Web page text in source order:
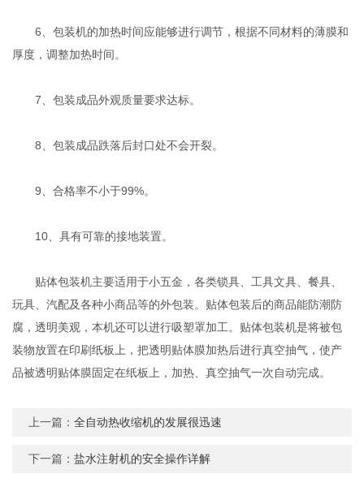
6、包装机的加热时间应能够进行调节，根据不同材料的薄膜和
厚度，调整加热时间。
7、包装成品外观质量要求达标。
8、包装成品跌落后封口处不会开裂。
9、合格率不小于99%。
10、具有可靠的接地装置。
贴体包装机主要适用于小五金，各类锁具、工具文具、餐具、
玩具、汽配及各种小商品等的外包装。贴体包装后的商品能防潮防
腐，透明美观，本机还可以进行吸塑罩加工。贴体包装机是将被包
装物放置在印刷纸板上，把透明贴体膜加热后进行真空抽气，使产
品被透明贴体膜固定在纸板上，加热、真空抽气一次自动完成。
上一篇：全自动热收缩机的发展很迅速
下一篇：盐水注射机的安全操作详解